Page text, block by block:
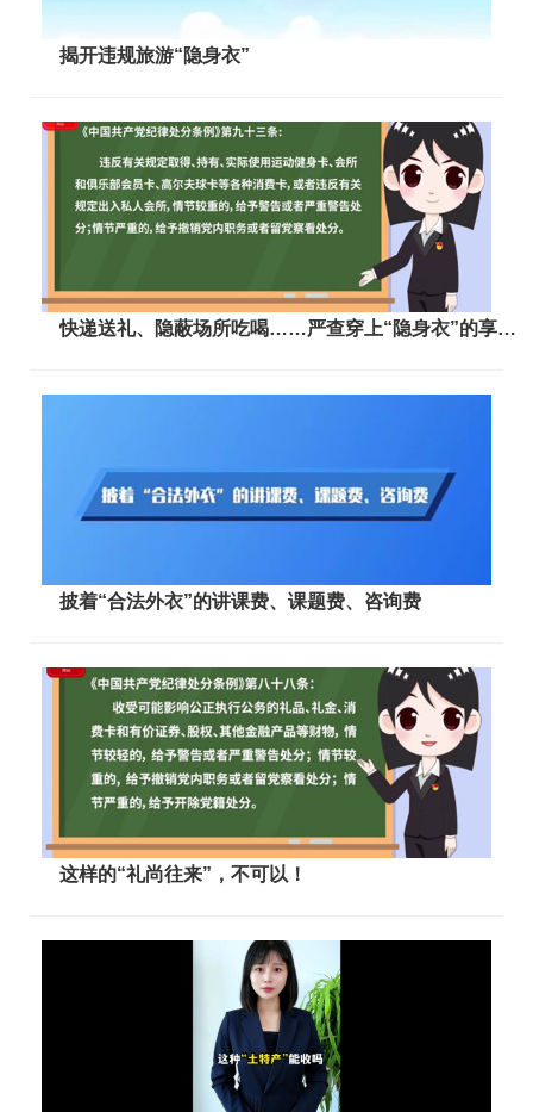
揭开违规旅游“隐身衣”
快递送礼、隐蔽场所吃喝……严查穿上“隐身衣”的享乐奢靡问题
披着“合法外衣”的讲课费、课题费、咨询费
这样的“礼尚往来”，不可以！